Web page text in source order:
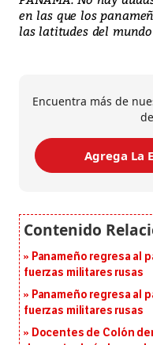
en las que los
las latitudes del mundo
Encuentra más de
Agrega La
Panameño regresa al
fuerzas militares rusas
Panameño regresa al
fuerzas militares rusas
Docentes de Colón